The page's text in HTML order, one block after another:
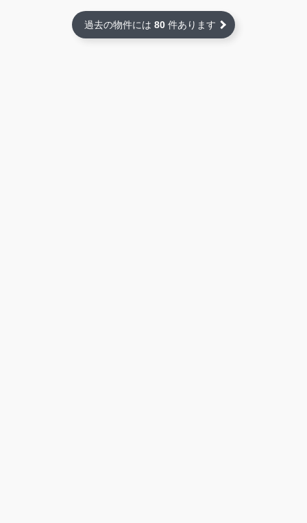
過去の物件には 80 件あります